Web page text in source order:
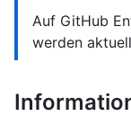
Auf GitHub
werden